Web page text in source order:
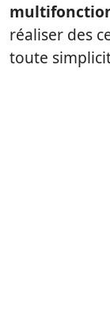
réaliser des
toute